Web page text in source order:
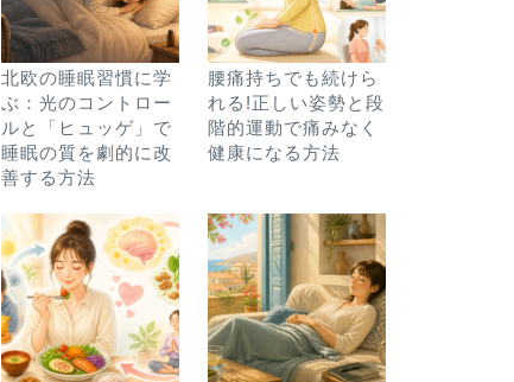
北欧の睡眠習慣に学
ぶ：光のコントロー
ルと「ヒュッゲ」で
睡眠の質を劇的に改
善する方法
腰痛持ちでも続けら
れる!正しい姿勢と段
階的運動で痛みなく
健康になる方法